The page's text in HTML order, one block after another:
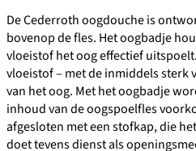
De Cederroth oogdouche is
bovenop de fles. Het oogbadje
vloeistof het oog effectief
vloeistof – met de inmiddels sterk
van het oog. Met het oogbadje
inhoud van de oogspoelfles
afgesloten met een stofkap, die
doet tevens dienst als